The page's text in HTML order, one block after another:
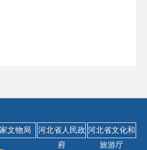
文物局
河北省人民政
府
河北省文化和
旅游厅